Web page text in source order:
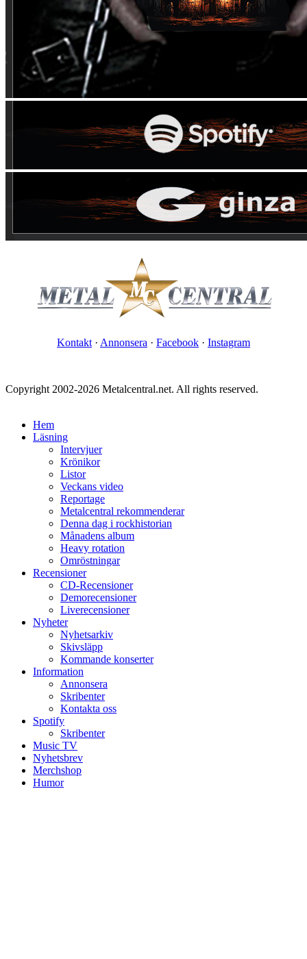
Kontakt · Annonsera · Facebook · Instagram
Copyright 2002-2026 Metalcentral.net. All rights reserved.
Hem
Läsning
Intervjuer
Krönikor
Listor
Veckans video
Reportage
Metalcentral rekommenderar
Denna dag i rockhistorian
Månadens album
Heavy rotation
Omröstningar
Recensioner
CD-Recensioner
Demorecensioner
Liverecensioner
Nyheter
Nyhetsarkiv
Skivsläpp
Kommande konserter
Information
Annonsera
Skribenter
Kontakta oss
Spotify
Skribenter
Music TV
Nyhetsbrev
Merchshop
Humor